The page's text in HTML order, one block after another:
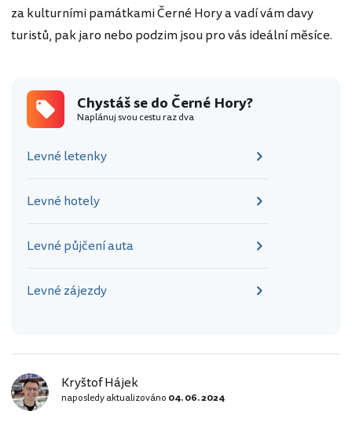
za kulturními památkami Černé Hory a vadí vám davy
turistů, pak jaro nebo podzim jsou pro vás ideální měsíce.
Chystáš se do Černé Hory?
Naplánuj svou cestu raz dva
Levné letenky
Levné hotely
Levné půjčení auta
Levné zájezdy
Kryštof Hájek
naposledy aktualizováno 04. 06. 2024